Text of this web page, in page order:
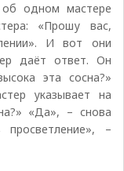
одном мастере
«Прошу вас,
И вот они
даёт ответ. Он
эта сосна?»
указывает на
«Да», – снова
–